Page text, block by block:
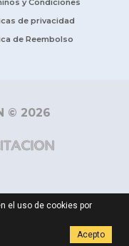
de privacidad
de Reembolso
© 2026
el uso de cookies por
Acepto